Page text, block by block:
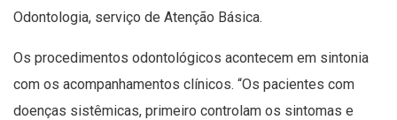
Odontologia, serviço de Atenção Básica.
Os procedimentos odontológicos acontecem em sintonia
com os acompanhamentos clínicos. “Os pacientes com
doenças sistêmicas, primeiro controlam os sintomas e